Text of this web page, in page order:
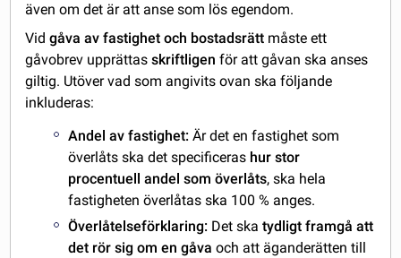
även om det är att anse som lös egendom.
Vidgåva av fastighet och bostadsrätt måste ett
gåvobrev upprättasskriftligen för att gåvan ska anses
giltig. Utöver vad som angivits ovan ska följande
inkluderas:
Andel av fastighet:Är det en fastighet som
överlåts ska det specificeras hur stor
procentuell andel som överlåts, ska hela
fastigheten överlåtas ska 100 % anges.
Överlåtelseförklaring: Det skatydligt framgå att
det rör sig om en gåva och att äganderätten till